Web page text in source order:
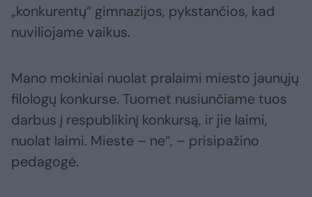
„konkurentų“ gimnazijos, pykstančios, kad
nuviliojame vaikus.
Mano mokiniai nuolat pralaimi miesto jaunųjų
filologų konkurse. Tuomet nusiunčiame tuos
darbus į respublikinį konkursą, ir jie laimi,
nuolat laimi. Mieste – ne“, – prisipažino
pedagogė.